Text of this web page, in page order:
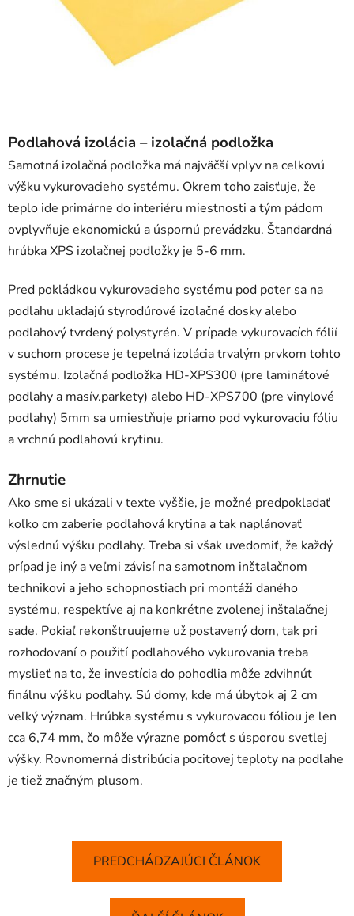
Podlahová izolácia – izolačná podložka
Samotná izolačná podložka má najväčší vplyv na celkovú
výšku vykurovacieho systému. Okrem toho zaisťuje, že
teplo ide primárne do interiéru miestnosti a tým pádom
ovplyvňuje ekonomickú a úspornú prevádzku. Štandardná
hrúbka XPS izolačnej podložky je 5-6 mm.
Pred pokládkou vykurovacieho systému pod poter sa na
podlahu ukladajú styrodúrové izolačné dosky alebo
podlahový tvrdený polystyrén. V prípade vykurovacích fólií
v suchom procese je tepelná izolácia trvalým prvkom tohto
systému. Izolačná podložka HD-XPS300 (pre laminátové
podlahy a masív.parkety) alebo HD-XPS700 (pre vinylové
podlahy) 5mm sa umiestňuje priamo pod vykurovaciu fóliu
a vrchnú podlahovú krytinu.
Zhrnutie
Ako sme si ukázali v texte vyššie, je možné predpokladať
koľko cm zaberie podlahová krytina a tak naplánovať
výslednú výšku podlahy. Treba si však uvedomiť, že každý
prípad je iný a veľmi závisí na samotnom inštalačnom
technikovi a jeho schopnostiach pri montáži daného
systému, respektíve aj na konkrétne zvolenej inštalačnej
sade. Pokiaľ rekonštruujeme už postavený dom, tak pri
rozhodovaní o použití podlahového vykurovania treba
myslieť na to, že investícia do pohodlia môže zdvihnúť
finálnu výšku podlahy. Sú domy, kde má úbytok aj 2 cm
veľký význam. Hrúbka systému s vykurovacou fóliou je len
cca 6,74 mm, čo môže výrazne pomôcť s úsporou svetlej
výšky. Rovnomerná distribúcia pocitovej teploty na podlahe
je tiež značným plusom.
PREDCHÁDZAJÚCI ČLÁNOK